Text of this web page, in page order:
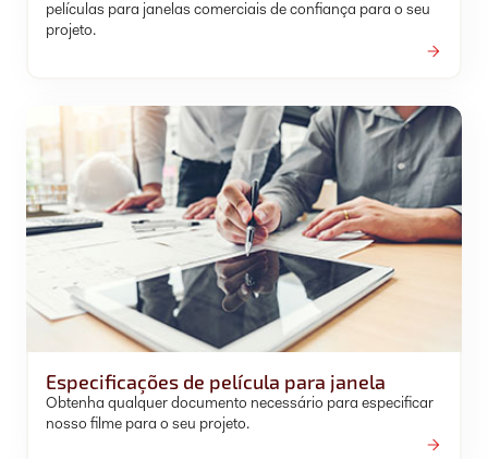
películas para janelas comerciais de confiança para o seu
projeto.
Especificações de película para janela
Obtenha qualquer documento necessário para especificar
nosso filme para o seu projeto.